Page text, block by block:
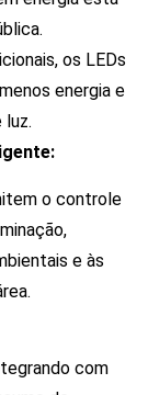
os LEDs
energia e
luz.
o controle
e às
com